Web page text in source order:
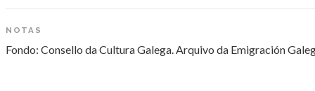
NOTAS
Fondo: Consello da Cultura Galega. Arquivo da Emigración